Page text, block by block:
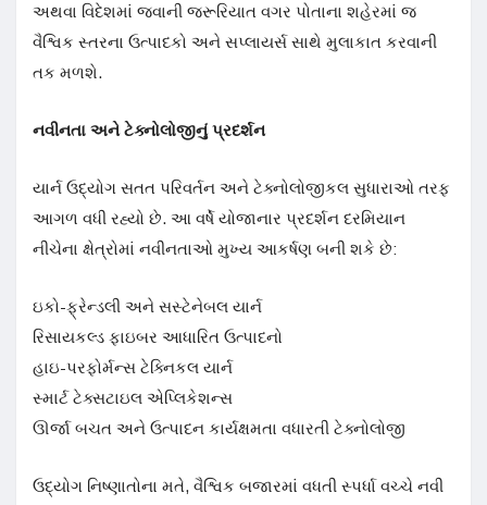
અથવા વિદેશમાં જવાની જરૂરિયાત વગર પોતાના શહેરમાં જ
વૈશ્વિક સ્તરના ઉત્પાદકો અને સપ્લાયર્સ સાથે મુલાકાત કરવાની
તક મળશે.
નવીનતા અને ટેક્નોલોજીનું પ્રદર્શન
યાર્ન ઉદ્યોગ સતત પરિવર્તન અને ટેક્નોલોજીકલ સુધારાઓ તરફ
આગળ વધી રહ્યો છે. આ વર્ષે યોજાનાર પ્રદર્શન દરમિયાન
નીચેના ક્ષેત્રોમાં નવીનતાઓ મુખ્ય આકર્ષણ બની શકે છે:
ઇકો-ફ્રેન્ડલી અને સસ્ટેનેબલ યાર્ન
રિસાયકલ્ડ ફાઇબર આધારિત ઉત્પાદનો
હાઇ-પરફોર્મન્સ ટેક્નિકલ યાર્ન
સ્માર્ટ ટેક્સટાઇલ એપ્લિકેશન્સ
ઊર્જા બચત અને ઉત્પાદન કાર્યક્ષમતા વધારતી ટેક્નોલોજી
ઉદ્યોગ નિષ્ણાતોના મતે, વૈશ્વિક બજારમાં વધતી સ્પર્ધા વચ્ચે નવી